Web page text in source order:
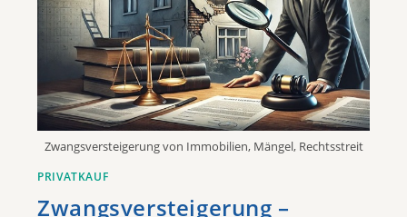
Zwangsversteigerung von Immobilien, Mängel, Rechtsstreit
PRIVATKAUF
Zwangsversteigerung –